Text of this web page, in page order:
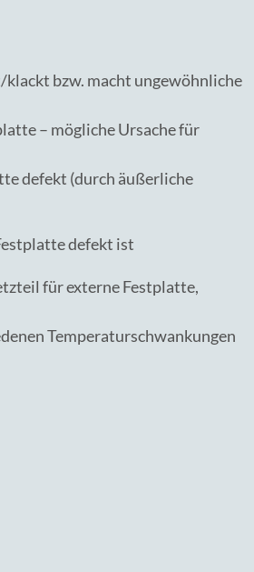
bzw. macht ungewöhnliche
– mögliche Ursache für
defekt (durch äußerliche
defekt ist
für externe Festplatte,
Temperaturschwankungen